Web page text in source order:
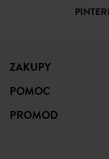
ZAKUPY
POMOC
PROMOD